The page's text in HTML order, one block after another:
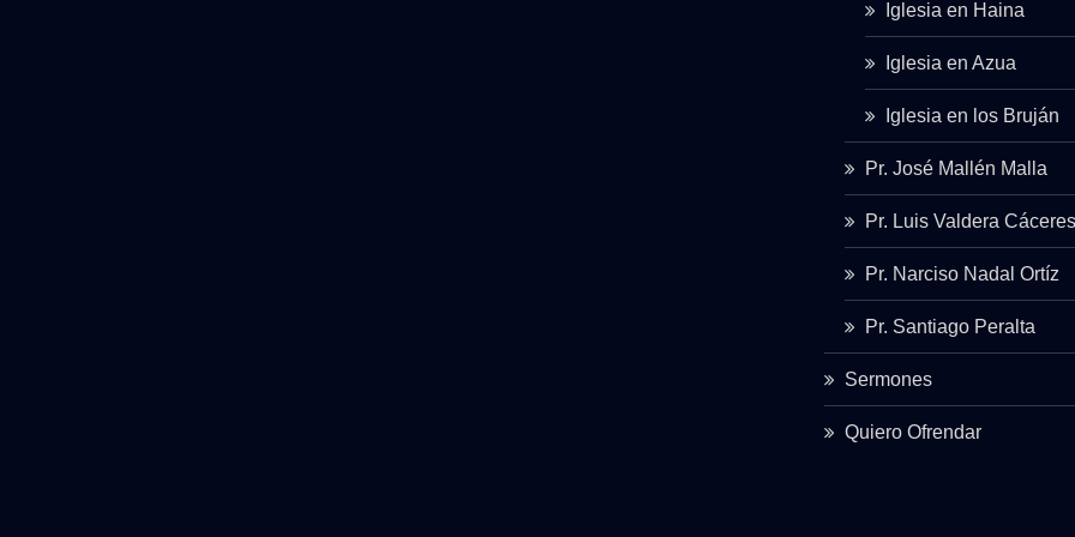
Iglesia en Haina
Iglesia en Azua
Iglesia en los Bruján
Pr. José Mallén Malla
Pr. Luis Valdera Cáceres
Pr. Narciso Nadal Ortíz
Pr. Santiago Peralta
Sermones
Quiero Ofrendar